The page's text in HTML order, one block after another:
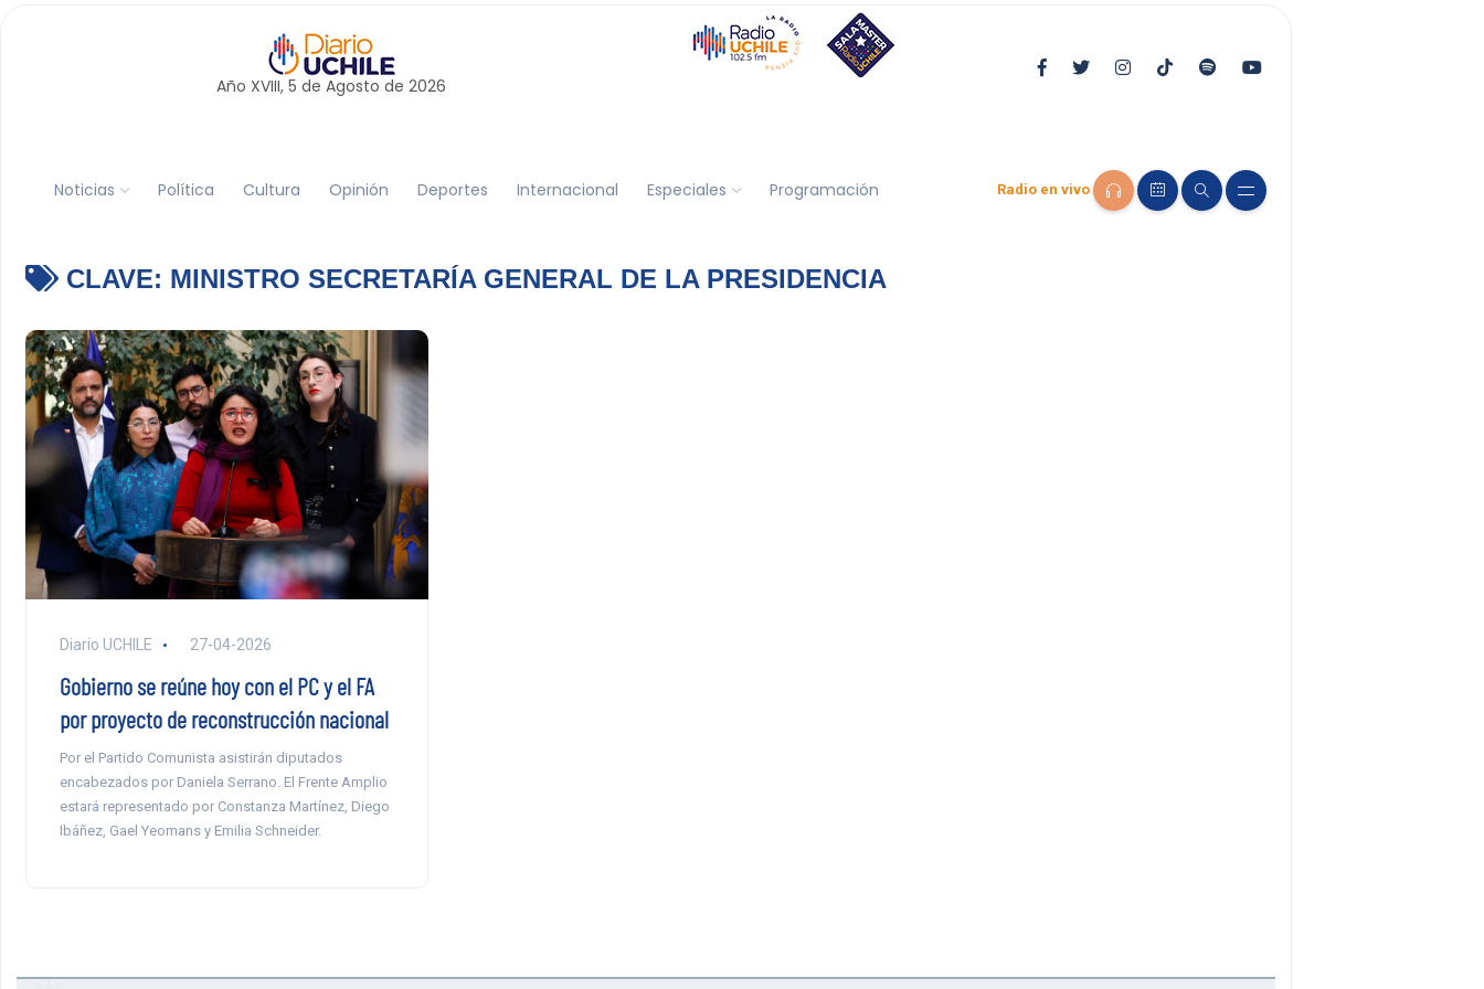
Año XVIII, 5 de Agosto de 2026
Noticias Política Cultura Opinión Deportes Internacional Especiales Programación Radio en vivo
CLAVE: MINISTRO SECRETARÍA GENERAL DE LA PRESIDENCIA
Diario UCHILE 27-04-2026
Gobierno se reúne hoy con el PC y el FA
por proyecto de reconstrucción nacional
Por el Partido Comunista asistirán diputados
encabezados por Daniela Serrano. El Frente Amplio
estará representado por Constanza Martínez, Diego
Ibáñez, Gael Yeomans y Emilia Schneider.